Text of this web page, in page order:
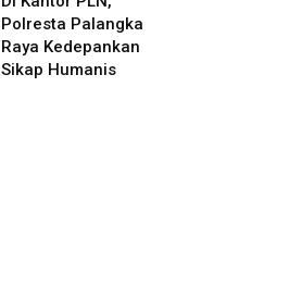
Polresta Palangka
Raya Kedepankan
Sikap Humanis